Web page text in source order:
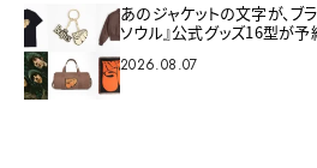
あのジャケットの文字が、ブ
ソウル』公式グッズ16型が
2026.08.07